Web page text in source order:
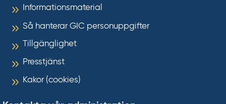
Informationsmaterial
Så hanterar GIC personuppgifter
Tillgänglighet
Presstjänst
Kakor (cookies)